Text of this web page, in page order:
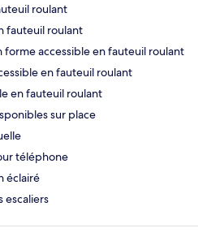
roulant
fauteuil roulant
forme accessible en fauteuil roulant
en fauteuil roulant
en fauteuil roulant
sur place
téléphone
éclairé
escaliers